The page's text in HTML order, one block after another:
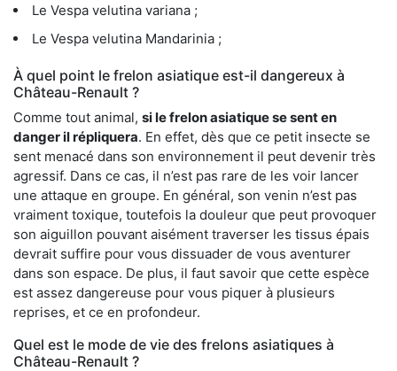
Le Vespa velutina variana ;
Le Vespa velutina Mandarinia ;
À quel point le frelon asiatique est-il dangereux à
Château-Renault ?
Comme tout animal, si le frelon asiatique se sent en
danger il répliquera. En effet, dès que ce petit insecte se
sent menacé dans son environnement il peut devenir très
agressif. Dans ce cas, il n’est pas rare de les voir lancer
une attaque en groupe. En général, son venin n’est pas
vraiment toxique, toutefois la douleur que peut provoquer
son aiguillon pouvant aisément traverser les tissus épais
devrait suffire pour vous dissuader de vous aventurer
dans son espace. De plus, il faut savoir que cette espèce
est assez dangereuse pour vous piquer à plusieurs
reprises, et ce en profondeur.
Quel est le mode de vie des frelons asiatiques à
Château-Renault ?